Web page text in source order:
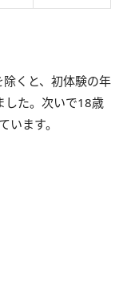
くと、初体験の年
した。次いで18歳
ます。